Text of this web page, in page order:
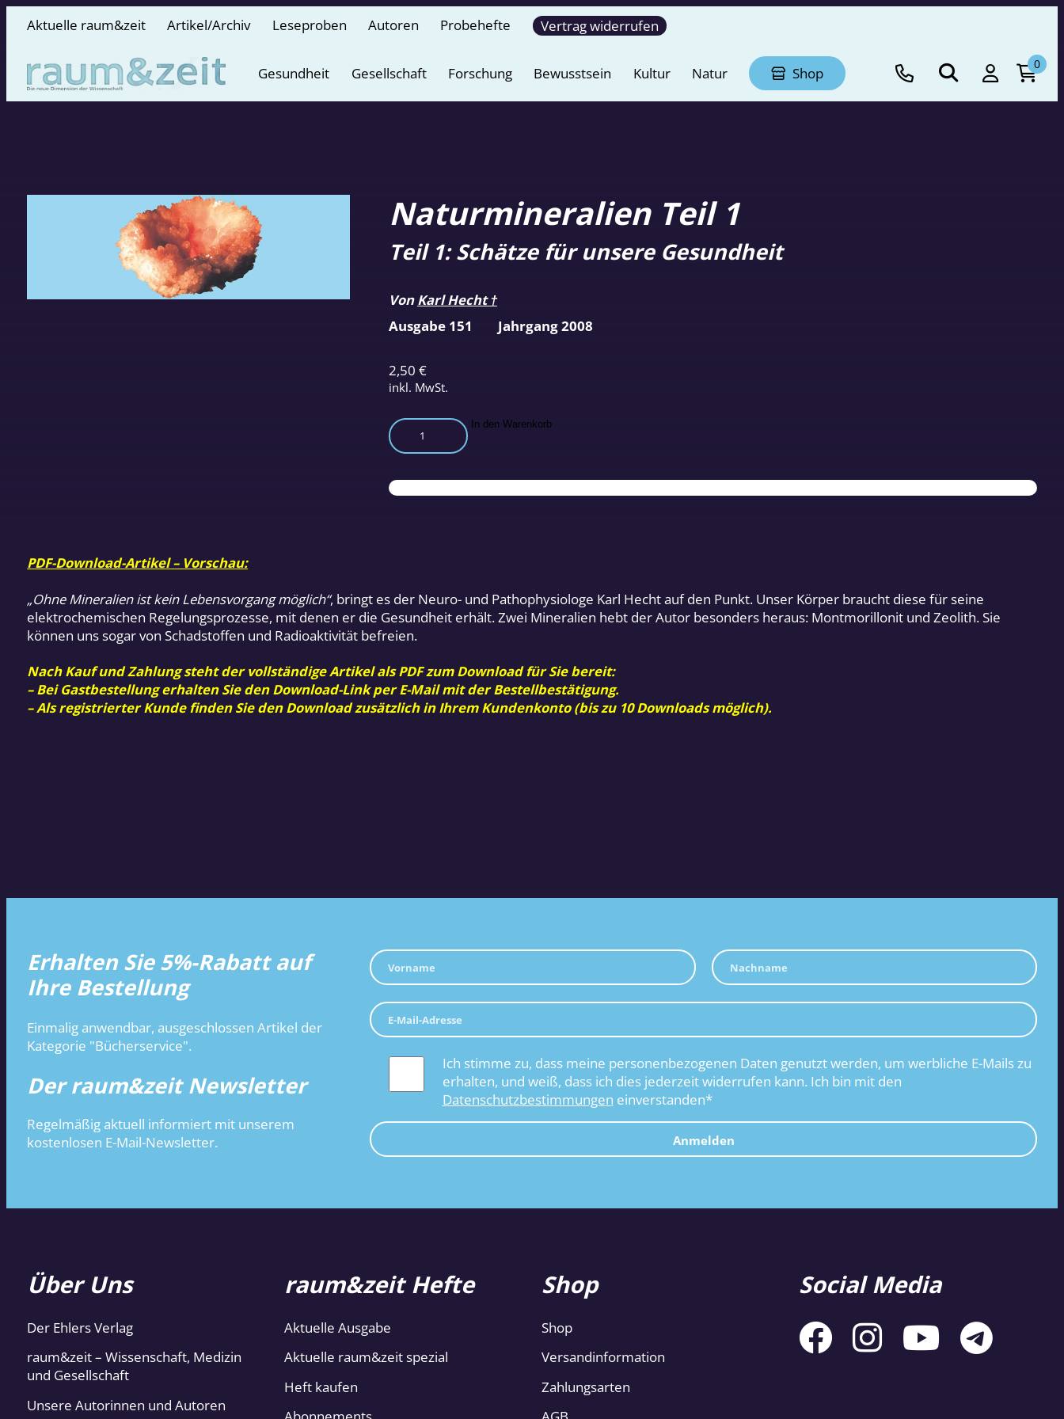
Aktuelle raum&zeit Artikel/Archiv Leseproben Autoren Probehefte Vertrag widerrufen
Gesundheit Gesellschaft Forschung Bewusstsein Kultur Natur Shop
0
Naturmineralien Teil 1
2,50 €
inkl. MwSt.
Teil 1: Schätze für unsere Gesundheit
VonKarl Hecht †
Naturmineralien
Teil
Menge
In den Warenkorb
Ausgabe 151 Jahrgang 2008
PDF-Download-Artikel – Vorschau:
„Ohne Mineralien ist kein Lebensvorgang möglich“, bringt es der Neuro- und Pathophysiologe Karl Hecht auf den Punkt. Unser Körper braucht diese für seine
elektrochemischen Regelungsprozesse, mit denen er die Gesundheit erhält. Zwei Mineralien hebt der Autor besonders heraus: Montmorillonit und Zeolith. Sie
können uns sogar von Schadstoffen und Radioaktivität befreien.
Nach Kauf und Zahlung steht der vollständige Artikel als PDF zum Download für Sie bereit:
– Bei Gastbestellung erhalten Sie den Download-Link per E-Mail mit der Bestellbestätigung.
– Als registrierter Kunde finden Sie den Download zusätzlich in Ihrem Kundenkonto (bis zu 10 Downloads möglich).
Erhalten Sie 5%-Rabatt auf
Ihre Bestellung
Einmalig anwendbar, ausgeschlossen Artikel der
Kategorie "Bücherservice".
Der raum&zeit Newsletter
Regelmäßig aktuell informiert mit unserem
kostenlosen E-Mail-Newsletter.
Ich stimme zu, dass meine personenbezogenen Daten genutzt werden, um werbliche E-Mails zu
erhalten, und weiß, dass ich dies jederzeit widerrufen kann. Ich bin mit den
Datenschutzbestimmungen einverstanden*
Anmelden
Über Uns
Der Ehlers Verlag
raum&zeit – Wissenschaft, Medizin
und Gesellschaft
Unsere Autorinnen und Autoren
raum&zeit Hefte
Aktuelle Ausgabe
Aktuelle raum&zeit spezial
Heft kaufen
Shop
Shop
Versandinformation
Zahlungsarten
Social Media